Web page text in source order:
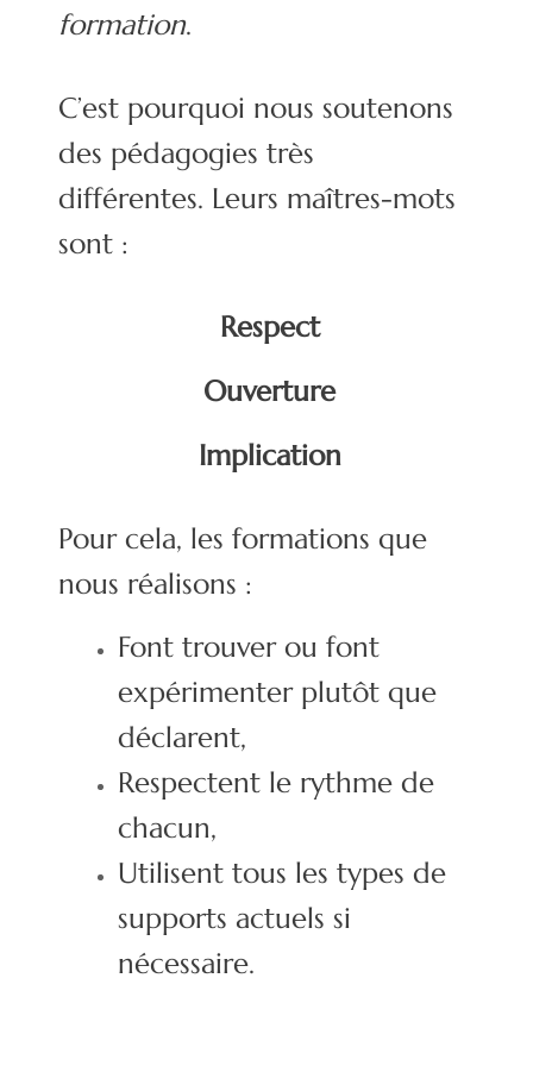
formation.
C’est pourquoi nous soutenons
des pédagogies très
différentes. Leurs maîtres-mots
sont :
Respect
Ouverture
Implication
Pour cela, les formations que
nous réalisons :
Font trouver ou font
expérimenter plutôt que
déclarent,
Respectent le rythme de
chacun,
Utilisent tous les types de
supports actuels si
nécessaire.